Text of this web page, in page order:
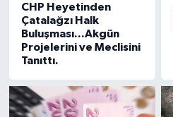
CHP Heyetinden
Çatalağzı Halk
Buluşması...Akgün
Projelerini ve Meclisini
Tanıttı.